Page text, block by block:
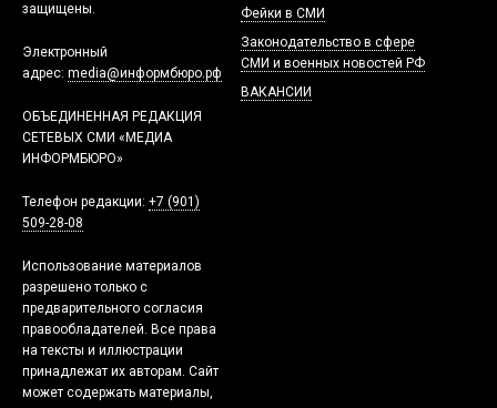
защищены.
Электронный
адрес: media@информбюро.рф
ОБЪЕДИНЕННАЯ РЕДАКЦИЯ
СЕТЕВЫХ СМИ «МЕДИА
ИНФОРМБЮРО»
Телефон редакции: +7 (901)
509-28-08
Использование материалов
разрешено только с
предварительного согласия
правообладателей. Все права
на тексты и иллюстрации
принадлежат их авторам. Сайт
может содержать материалы,
Фейки в СМИ
Законодательство в сфере
СМИ и военных новостей РФ
ВАКАНСИИ